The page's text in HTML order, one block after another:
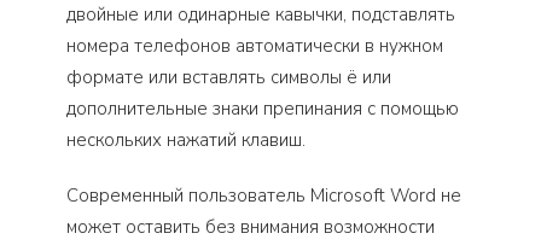
двойные или одинарные кавычки, подставлять
номера телефонов автоматически в нужном
формате или вставлять символы ё или
дополнительные знаки препинания с помощью
нескольких нажатий клавиш.
Современный пользователь Microsoft Word не
может оставить без внимания возможности